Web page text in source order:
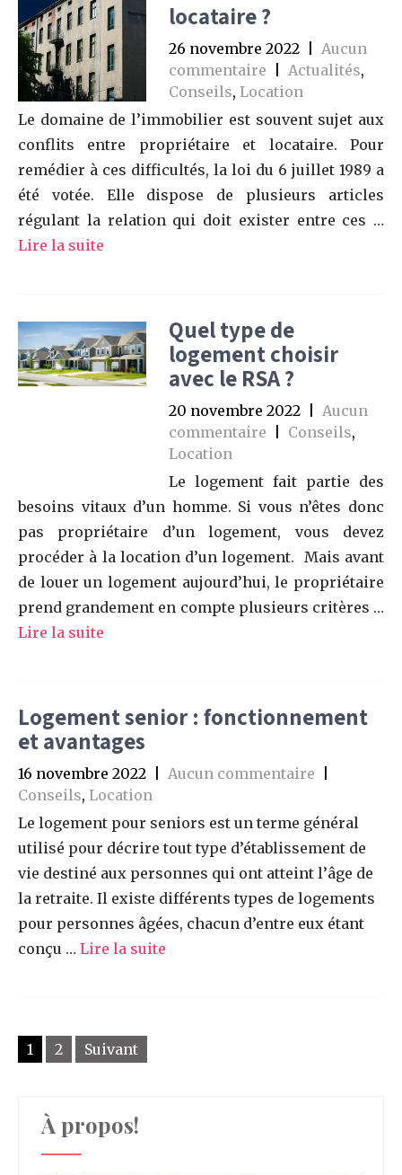
locataire ?
26 novembre 2022
Aucun
commentaire
Actualités,
Conseils, Location
Le domaine de l’immobilier est souvent sujet aux
conflits entre propriétaire et locataire. Pour
remédier à ces difficultés, la loi du 6 juillet 1989 a
été votée. Elle dispose de plusieurs articles
régulant la relation qui doit exister entre ces …
Lire la suite
Quel type de
logement choisir
avec le RSA ?
20 novembre 2022
Aucun
commentaire
Conseils,
Location
Le logement fait partie des
besoins vitaux d’un homme. Si vous n’êtes donc
pas propriétaire d’un logement, vous devez
procéder à la location d’un logement. Mais avant
de louer un logement aujourd’hui, le propriétaire
prend grandement en compte plusieurs critères …
Lire la suite
Logement senior : fonctionnement
et avantages
16 novembre 2022 Aucun commentaire
Conseils, Location
Le logement pour seniors est un terme général
utilisé pour décrire tout type d’établissement de
vie destiné aux personnes qui ont atteint l’âge de
la retraite. Il existe différents types de logements
pour personnes âgées, chacun d’entre eux étant
conçu … Lire la suite
Pagination
des
1 2 Suivant
À propos!